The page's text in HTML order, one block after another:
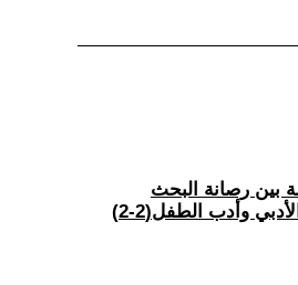
بين رصانة البحث
وأدب الطفل(2-2)